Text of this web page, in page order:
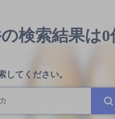
検索結果は0
してください。